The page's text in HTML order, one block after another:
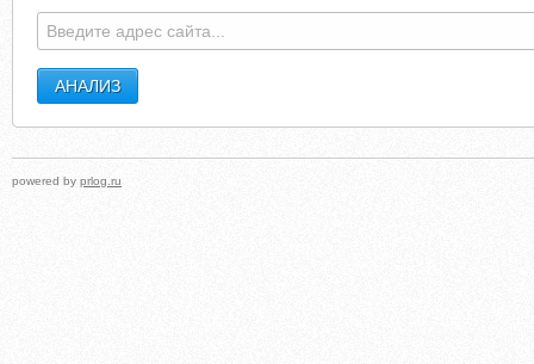
powered by prlog.ru